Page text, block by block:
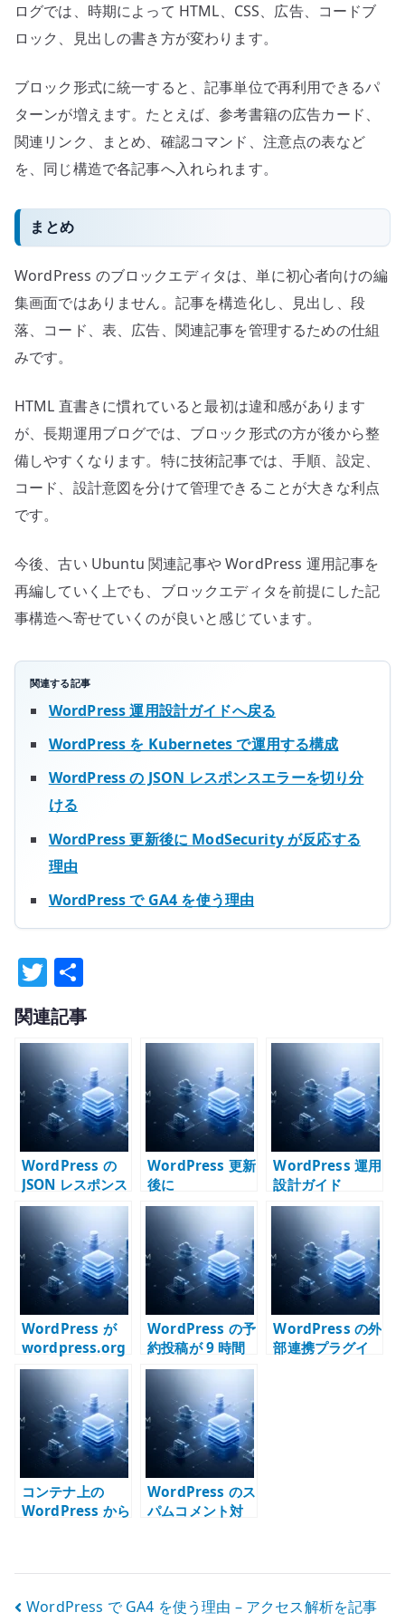
ログでは、時期によって HTML、CSS、広告、コードブ
ロック、見出しの書き方が変わります。
ブロック形式に統一すると、記事単位で再利用できるパ
ターンが増えます。たとえば、参考書籍の広告カード、
関連リンク、まとめ、確認コマンド、注意点の表など
を、同じ構造で各記事へ入れられます。
まとめ
WordPress のブロックエディタは、単に初心者向けの編
集画面ではありません。記事を構造化し、見出し、段
落、コード、表、広告、関連記事を管理するための仕組
みです。
HTML 直書きに慣れていると最初は違和感があります
が、長期運用ブログでは、ブロック形式の方が後から整
備しやすくなります。特に技術記事では、手順、設定、
コード、設計意図を分けて管理できることが大きな利点
です。
今後、古い Ubuntu 関連記事や WordPress 運用記事を
再編していく上でも、ブロックエディタを前提にした記
事構造へ寄せていくのが良いと感じています。
関連する記事
WordPress 運用設計ガイドへ戻る
WordPress を Kubernetes で運用する構成
WordPress の JSON レスポンスエラーを切り分
ける
WordPress 更新後に ModSecurity が反応する
理由
WordPress で GA4 を使う理由
T
w
it
te
r
有
関連記事
WordPress の
JSON レスポンス
エラーを切り分
ける – REST API
/ WAF / PHP /
パーマリンクを
見る
WordPress 更新
後に
ModSecurity が
反応する理由 –
WAF の偽陽性と
例外設計を見る
WordPress 運用
設計ガイド
WordPress が
wordpress.org
に接続できない
時の切り分け –
DNS / Proxy /
Firewall /
Kubernetes を
確認する
WordPress の予
約投稿が 9 時間
ずれる原因 –
Docker /
Kubernetes 環
境のタイムゾー
ンを確認する
WordPress の外
部連携プラグイ
コンテナ上の
WordPress から
Postfix を切り
WordPress のス
パムコメント対
投
WordPress で GA4 を使う理由 – アクセス解析を記事